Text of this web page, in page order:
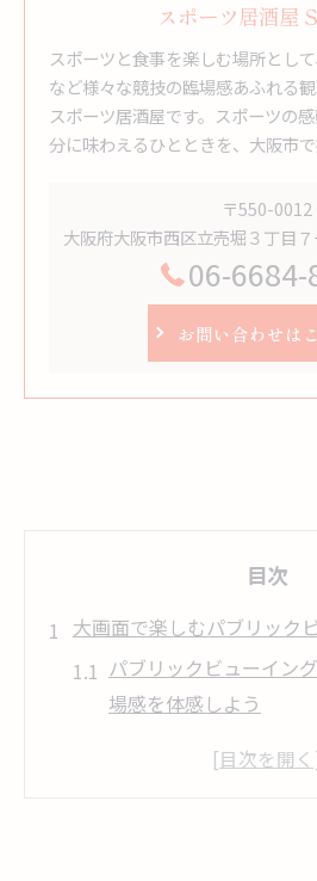
スポーツ居酒屋
スポーツと食事を楽しむ場所とし
など様々な競技の臨場感あふれる
スポーツ居酒屋です。スポーツの
分に味わえるひとときを、大阪市で
〒550-0012
大阪府大阪市西区立売堀３丁目
06-6684-
お問い合わせは
目次
大画面で楽しむパブリック
パブリックビューイン
場感を体感しよう
パブリックビューイン